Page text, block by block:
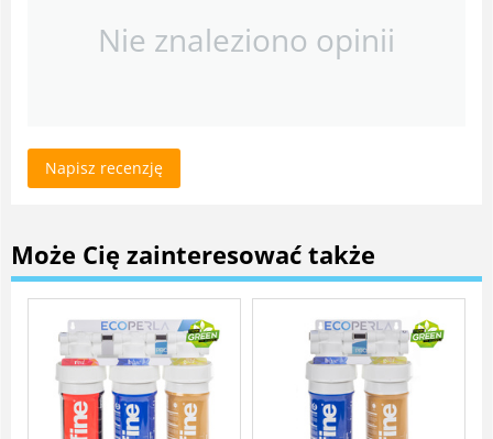
Nie znaleziono opinii
Napisz recenzję
Może Cię zainteresować także